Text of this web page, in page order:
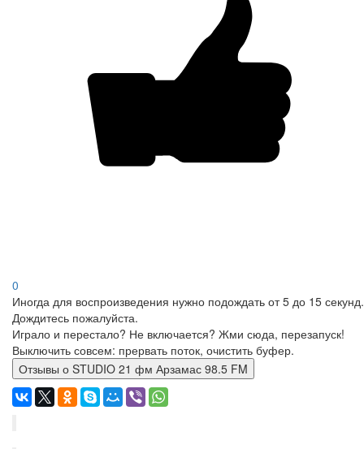
0
Иногда для воспроизведения нужно подождать от 5 до 15 секунд.
Дождитесь пожалуйста.
Играло и перестало? Не включается? Жми сюда, перезапуск!
Выключить совсем: прервать поток, очистить буфер.
Отзывы о STUDIO 21 фм Арзамас 98.5 FM